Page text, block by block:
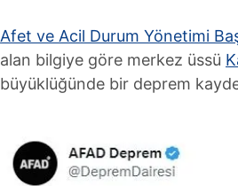
Afet ve Acil Durum Yönetimi
alan bilgiye göre merkez üssü
büyüklüğünde bir deprem